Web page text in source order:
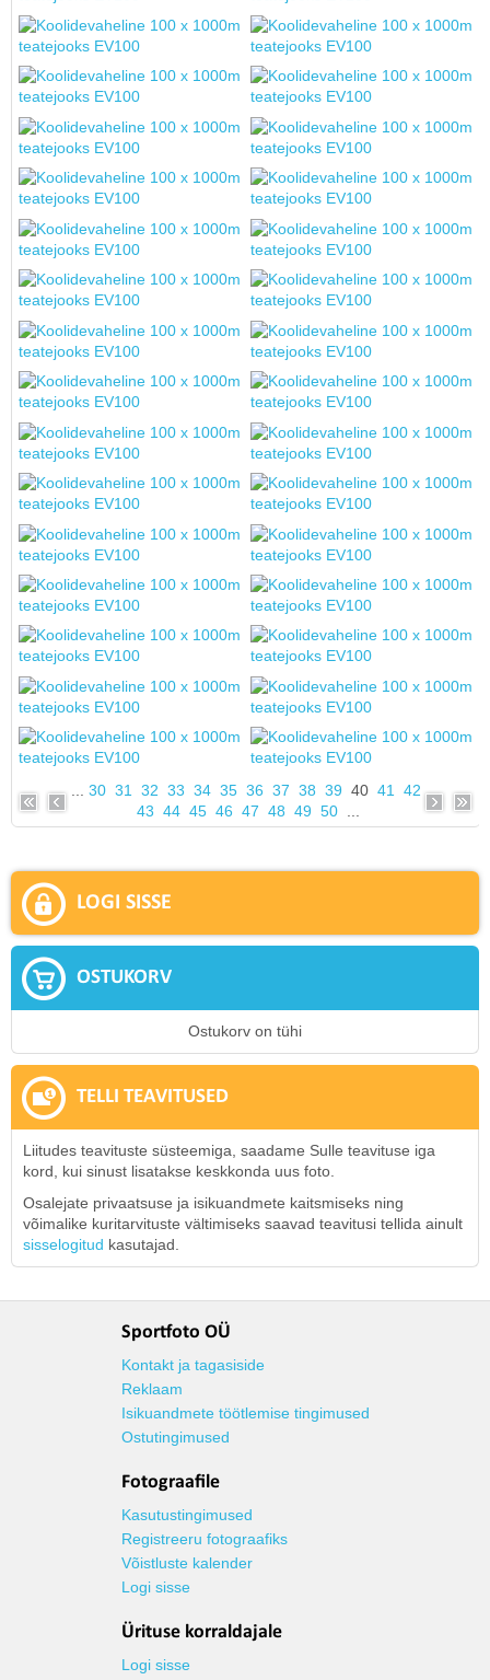
30 31 32 33 34 35 36 37 38 39 40 41
42
43 44 45 46 47 48 49 50...
LOGI SISSE
OSTUKORV
Ostukorv on tühi
TELLI TEAVITUSED
Liitudes teavituste süsteemiga, saadame Sulle teavituse iga
kord, kui sinust lisatakse keskkonda uus foto.
Osalejate privaatsuse ja isikuandmete kaitsmiseks ning
võimalike kuritarvituste vältimiseks saavad teavitusi tellida ainult
sisselogitud kasutajad.
Sportfoto OÜ
Kontakt ja tagasiside
Reklaam
Isikuandmete töötlemise tingimused
Ostutingimused
Fotograafile
Kasutustingimused
Registreeru fotograafiks
Võistluste kalender
Logi sisse
Ürituse korraldajale
Logi sisse